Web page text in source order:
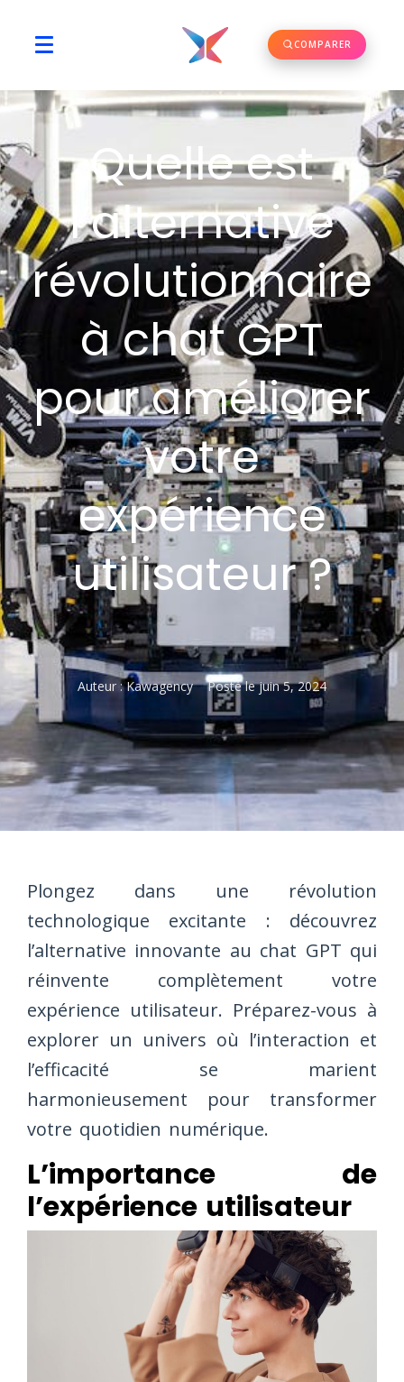
COMPARER
Quelle est
l’alternative
révolutionnaire
à chat GPT
pour améliorer
votre
expérience
utilisateur ?
Auteur :Kawagency Posté lejuin 5, 2024
Plongez dans une révolution
technologique excitante : découvrez
l’alternative innovante au chat GPT qui
réinvente complètement votre
expérience utilisateur. Préparez-vous à
explorer un univers où l’interaction et
l’efficacité se marient
harmonieusement pour transformer
votre quotidien numérique.
L’importance de
l’expérience utilisateur